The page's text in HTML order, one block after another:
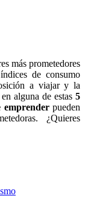
más prometedores
de consumo
a viajar y la
alguna de estas 5
emprenderpueden
¿Quieres